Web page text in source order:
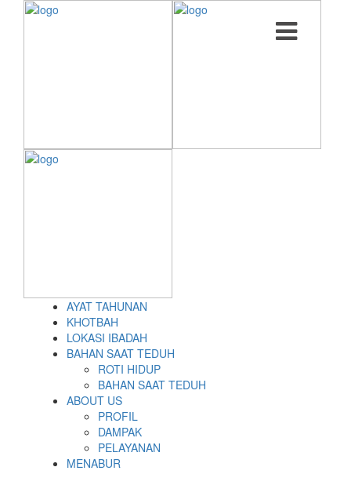
AYAT TAHUNAN
KHOTBAH
LOKASI IBADAH
BAHAN SAAT TEDUH
ROTI HIDUP
BAHAN SAAT TEDUH
ABOUT US
PROFIL
DAMPAK
PELAYANAN
MENABUR